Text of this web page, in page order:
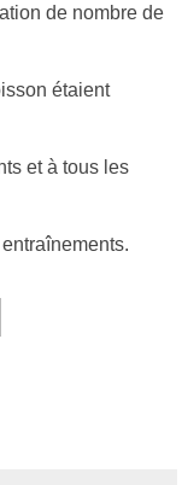
de nombre de
étaient
et à tous les